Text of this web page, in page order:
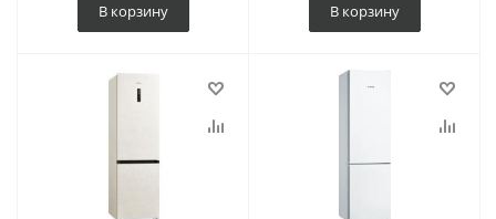
В корзину В корзину